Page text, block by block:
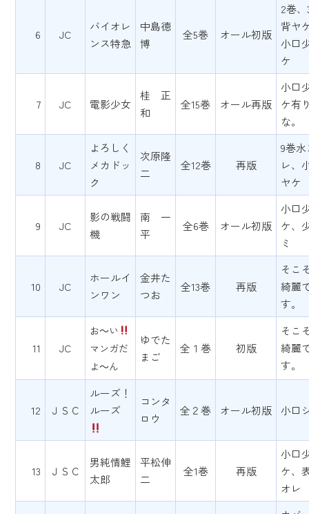
6 JC
バイオレ
ンス特急
中島徳
博
全5巻 オール初版
2巻
背ヤ
小口
ケ
7 JC 電影少女
桂 正
和
全15巻 オール再版
小口
ケ有
な。
8 JC
よろしく
メカドッ
ク
次原隆
二
全12巻 再版
9巻
レ、
ヤケ
9 JC
影の戦闘
機
南 一
平
全6巻 オール初版
小口
ケ、
ミ
10 JC
ホールイ
ンワン
金井た
つお
全13巻 再版
そこ
綺麗
す。
11 JC
お～い
マンガだ
よ～ん
ゆでた
まご
全１巻 初版
そこ
綺麗
す。
12 ＪＳＣ
ルーズ！
ルーズ
コンタ
ロウ
全２巻 オール初版 小口
13 ＪＳＣ
男純情鯉
太郎
平松伸
二
全1巻 再版
小口
ケ、
オレ